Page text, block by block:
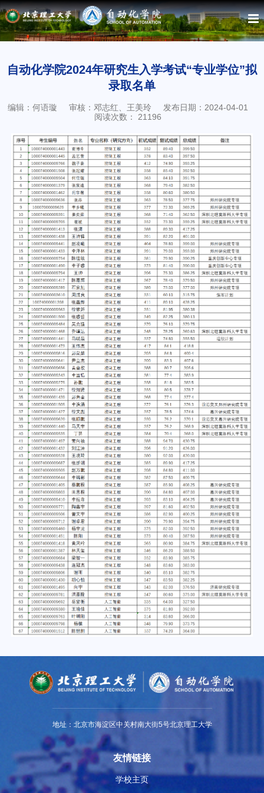
自动化学院2024年研究生入学考试“专业学位”拟
录取名单
编辑：何语璇 审核：邓志红、王美玲
发布日期：2024-04-01
阅读次数： 21196
地址：北京市海淀区中关村南大街5号北京理工大学
友情链接
学校主页